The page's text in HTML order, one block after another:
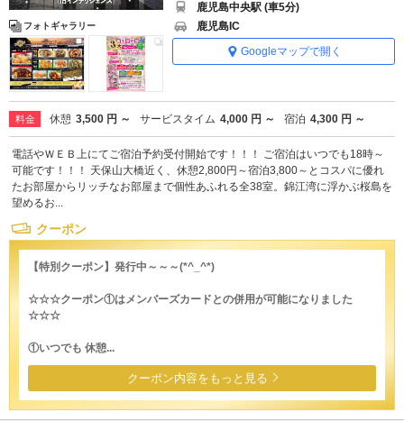
フォトギャラリー
鹿児島中央駅 (車5分)
鹿児島IC
Googleマップで開く
料金 休憩 3,500 円 ～ サービスタイム 4,000 円 ～ 宿泊 4,300 円 ～
電話やＷＥＢ上にてご宿泊予約受付開始です！！！ ご宿泊はいつでも18時～
可能です！！！ 天保山大橋近く、休憩2,800円～宿泊3,800～とコスパに優れ
たお部屋からリッチなお部屋まで個性あふれる全38室。錦江湾に浮かぶ桜島を
望めるお...
クーポン
【特別クーポン】発行中～～～(*^_^*)
☆☆☆クーポン①はメンバーズカードとの併用が可能になりました
☆☆☆
①いつでも 休憩...
クーポン内容をもっと見る